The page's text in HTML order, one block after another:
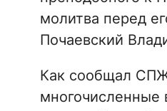
молитва перед
Почаевский
Как сообщал